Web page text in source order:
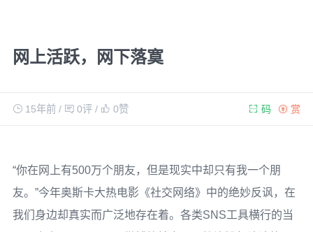
网上活跃，网下落寞
15年前/ 0评/ 0赞 赏
码
“你在网上有500万个朋友，但是现实中却只有我一个朋
友。”今年奥斯卡大热电影《社交网络》中的绝妙反讽，在
我们身边却真实而广泛地存在着。各类SNS工具横行的当